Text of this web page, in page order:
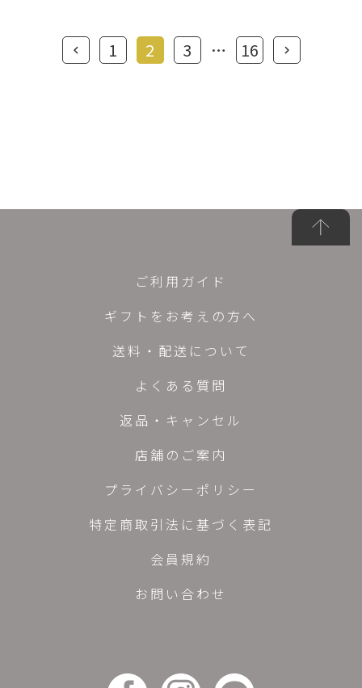
1 2 3 … 16
ご利用ガイド
ギフトをお考えの方へ
送料・配送について
よくある質問
返品・キャンセル
店舗のご案内
プライバシーポリシー
特定商取引法に基づく表記
会員規約
お問い合わせ